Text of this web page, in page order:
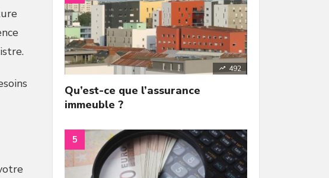
492
Qu’est-ce que l’assurance
immeuble ?